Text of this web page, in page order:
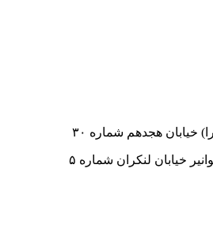
خیابان هجدهم شماره ۳۰
خیابان لنکران شماره ۵